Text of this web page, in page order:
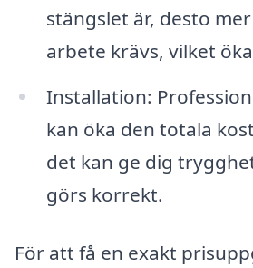
stängslet är, desto
arbete krävs, vilket
Installation:
kan öka den totala
det kan ge dig
görs korrekt.
För att få en exakt